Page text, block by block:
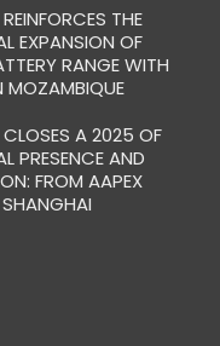
THE
EXPANSION OF
RANGE WITH
MOZAMBIQUE
CLOSES A 2025 OF
PRESENCE AND
FROM AAPEX